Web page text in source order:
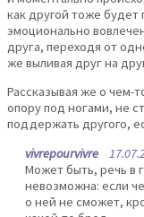
как другой тоже будет
эмоционально
друга, переходя от
же выливая друг на
Рассказывая же о чем-
опору под ногами, не
поддержать другого,
vivrepourvivre
Может быть, речь в
невозможна: если
о ней не сможет,